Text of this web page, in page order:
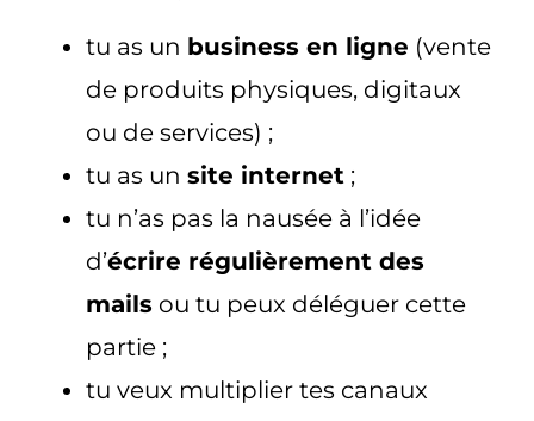
tu as un business en ligne (vente
de produits physiques, digitaux
ou de services) ;
tu as unsite internet ;
tu n’as pas la nausée à l’idée
d’écrire régulièrement des
mails ou tu peux déléguer cette
partie ;
tu veux multiplier tes canaux